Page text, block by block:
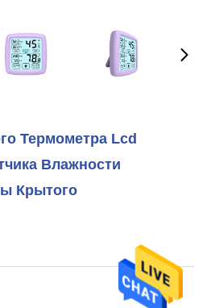
Термометра Lcd
Влажности
Крытого